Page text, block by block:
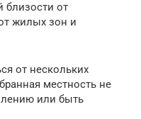
близости от
жилых зон и
от нескольких
местность не
или быть